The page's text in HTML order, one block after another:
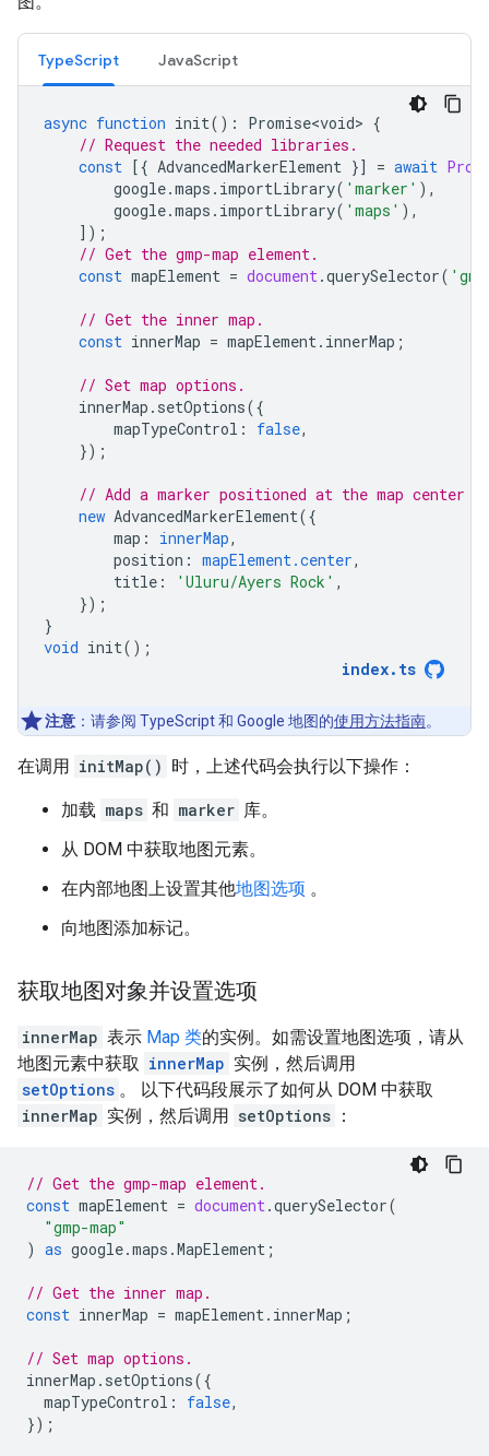
TypeScript JavaScript
async function init() : Promise<void> {
// Request the needed libraries.
const [{ AdvancedMarkerElement }] = await
google.maps . importLibrary( 'marker' ),
google.maps . importLibrary( 'maps' ),
]);
// Get the gmp-map element.
const mapElement = document.querySelector(
// Get the inner map.
const innerMap = mapElement. innerMap ;
// Set map options.
innerMap . setOptions({
mapTypeControl : false,
});
// Add a marker positioned at the map center
new AdvancedMarkerElement({
map : innerMap,
position : mapElement.center,
title : 'Uluru/Ayers Rock' ,
});
}
void init();
index. ts
注意 ：请参阅 TypeScript 和 Google 地图的使用方法指南。
在调用 initMap() 时，上述代码会执行以下操作：
加载 maps 和 marker 库。
从 DOM 中获取地图元素。
在内部地图上设置其他地图选项 。
向地图添加标记。
获取地图对象并设置选项
innerMap 表示 Map 类的实例。如需设置地图选项，请从
地图元素中获取 innerMap 实例，然后调用
setOptions 。 以下代码段展示了如何从 DOM 中获取
innerMap 实例，然后调用 setOptions ：
// Get the gmp-map element.
const mapElement = document.querySelector(
"gmp-map"
) as google.maps .MapElement ;
// Get the inner map.
const innerMap = mapElement. innerMap ;
// Set map options.
innerMap . setOptions({
mapTypeControl : false,
});